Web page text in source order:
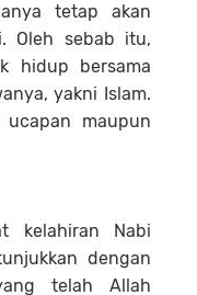
tetap akan
Oleh sebab itu,
hidup bersama
yakni Islam.
maupun
kelahiran Nabi
dengan
telah Allah